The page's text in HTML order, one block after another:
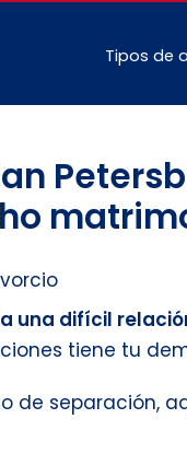
Tipos de
una difícil
tiene tu
de separación,